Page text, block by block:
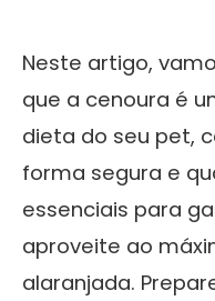
Neste artigo,
que a cenoura é
dieta do seu pet,
forma segura e
essenciais para
aproveite ao
alaranjada.